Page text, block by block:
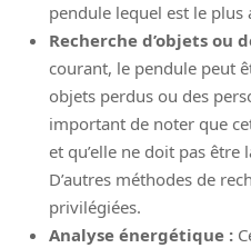
pendule lequel est le plus
Recherche d’objets ou
courant, le pendule peut
objets perdus ou des
important de noter que
et qu’elle ne doit pas être
D’autres méthodes de
privilégiées.
Analyse énergétique :